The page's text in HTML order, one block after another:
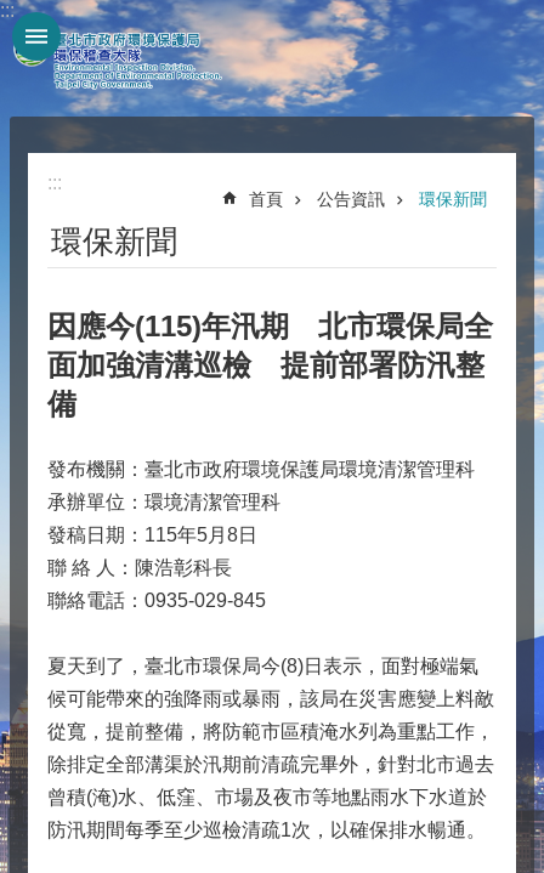
跳到主要內容區塊
:::
:::
首頁 公告資訊 環保新聞
環保新聞
因應今(115)年汛期 北市環保局全
面加強清溝巡檢 提前部署防汛整
備
發布機關：臺北市政府環境保護局環境清潔管理科
承辦單位：環境清潔管理科
發稿日期：115年5月8日
聯 絡 人：陳浩彰科長
聯絡電話：0935-029-845
夏天到了，臺北市環保局今(8)日表示，面對極端氣
候可能帶來的強降雨或暴雨，該局在災害應變上料敵
從寬，提前整備，將防範市區積淹水列為重點工作，
除排定全部溝渠於汛期前清疏完畢外，針對北市過去
曾積(淹)水、低窪、市場及夜市等地點雨水下水道於
防汛期間每季至少巡檢清疏1次，以確保排水暢通。